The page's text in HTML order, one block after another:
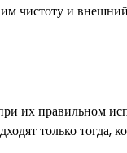
чистоту и
их правильном
только тогда,